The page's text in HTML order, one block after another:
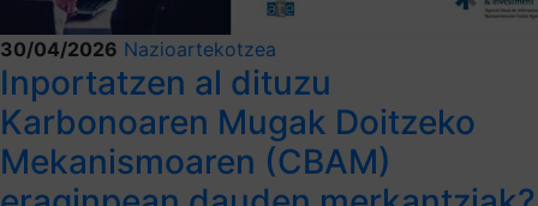
30/04/2026 Nazioartekotzea
Inportatzen al dituzu
Karbonoaren Mugak Doitzeko
Mekanismoaren (CBAM)